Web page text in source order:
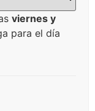
viernes y
para el día